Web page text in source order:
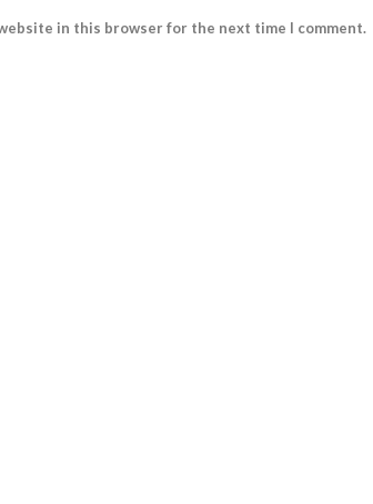
website in this browser for the next time I comment.